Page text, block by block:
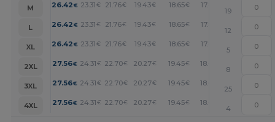
M
26.42 € 23.31 € 21.76€ 19.43€ 18.65€ 17.87
19
L
26.42 € 23.31 € 21.76€ 19.43€ 18.65€ 17.87
12
XL
26.42 € 23.31 € 21.76€ 19.43€ 18.65€ 17.87
5
2XL
27.56€ 24.31 € 22.70€ 20.27€ 19.45€ 18.64
8
3XL
27.56€ 24.31 € 22.70€ 20.27€ 19.45€ 18.64
25
4XL
27.56€ 24.31 € 22.70€ 20.27€ 19.45€ 18.64
4